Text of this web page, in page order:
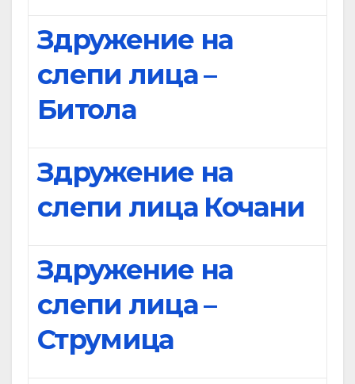
Здружение на
слепи лица –
Битола
Здружение на
слепи лица Кочани
Здружение на
слепи лица –
Струмица